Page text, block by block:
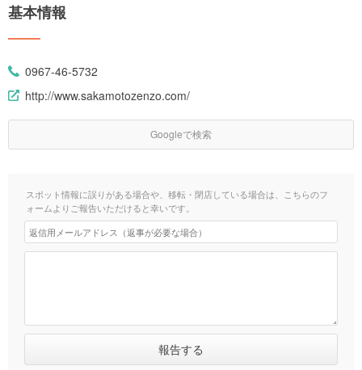
基本情報
0967-46-5732
http://www.sakamotozenzo.com/
Googleで検索
スポット情報に誤りがある場合や、移転・閉店している場合は、こちらのフ
ォームよりご報告いただけると幸いです。